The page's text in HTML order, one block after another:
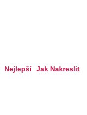
Nejlepší Jak Nakreslit